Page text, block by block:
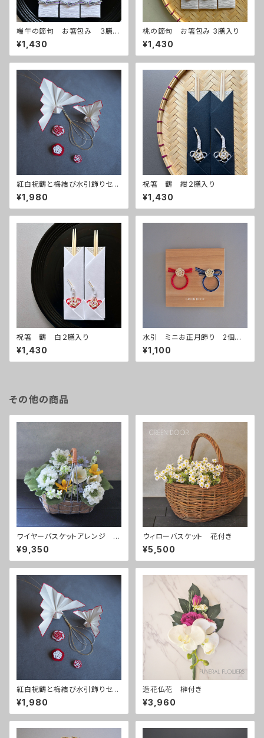
端午の節句 お箸包み ３膳入
り
¥1,430
桃の節句 お箸包み 3膳入り
¥1,430
紅白祝鶴と梅結び水引飾りセッ
ト
¥1,980
祝箸 鶴 紺２膳入り
¥1,430
祝箸 鶴 白２膳入り
¥1,430
水引 ミニお正月飾り 2個入
り
¥1,100
その他の商品
ワイヤーバスケットアレンジ w
hite
¥9,350
ウィローバスケット 花付き
¥5,500
紅白祝鶴と梅結び水引飾りセッ
ト
¥1,980
造花仏花 榊付き
¥3,960